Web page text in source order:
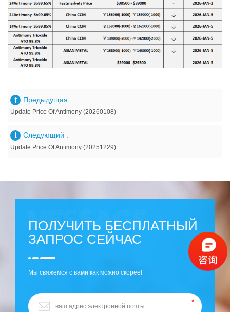
Предыдущая :
Update Price Of Antimony (20260108)
Следующий :
Update Price Of Antimony (20251229)
ПОЛУЧИТЬ БЕСПЛАТНЫЙ
ЗАПРОС СЕЙЧАС
Мы свяжемся с вами как можно скорее!